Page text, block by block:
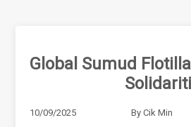
Global Sumud
Solidariti
10/09/2025 By Cik Min